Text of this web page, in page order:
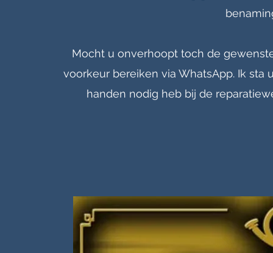
Mocht u onverhoopt toch de
voorkeur bereiken via WhatsApp. Ik sta
handen nodig heb bij de